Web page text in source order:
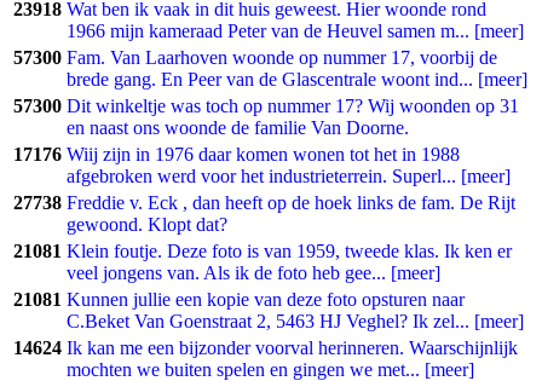
23918 Wat ben ik vaak in dit huis geweest. Hier woonde rond
1966 mijn kameraad Peter van de Heuvel samen m... [meer]
57300 Fam. Van Laarhoven woonde op nummer 17, voorbij de
brede gang. En Peer van de Glascentrale woont ind... [meer]
57300 Dit winkeltje was toch op nummer 17? Wij woonden op 31
en naast ons woonde de familie Van Doorne.
17176 Wiij zijn in 1976 daar komen wonen tot het in 1988
afgebroken werd voor het industrieterrein. Superl... [meer]
27738 Freddie v. Eck , dan heeft op de hoek links de fam. De Rijt
gewoond. Klopt dat?
21081 Klein foutje. Deze foto is van 1959, tweede klas. Ik ken er
veel jongens van. Als ik de foto heb gee... [meer]
21081 Kunnen jullie een kopie van deze foto opsturen naar
C.Beket Van Goenstraat 2, 5463 HJ Veghel? Ik zel... [meer]
14624 Ik kan me een bijzonder voorval herinneren. Waarschijnlijk
mochten we buiten spelen en gingen we met... [meer]